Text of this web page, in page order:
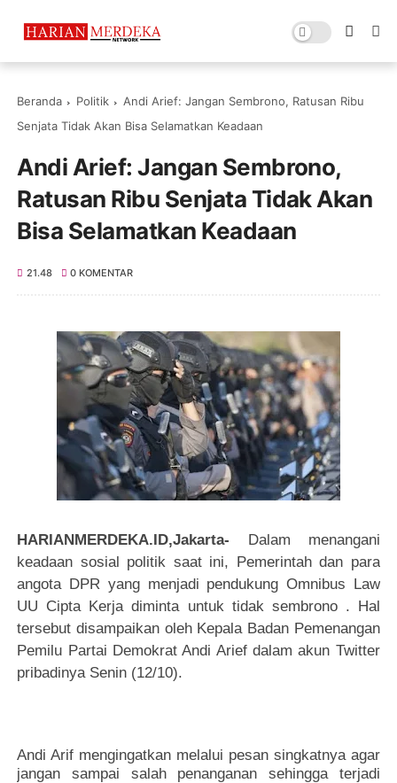
Beranda Politik
Andi Arief: Jangan Sembrono, Ratusan Ribu
Senjata Tidak Akan Bisa Selamatkan Keadaan
Andi Arief: Jangan Sembrono,
Ratusan Ribu Senjata Tidak Akan
Bisa Selamatkan Keadaan
21.48 0 KOMENTAR
HARIANMERDEKA.ID,Jakarta- Dalam menangani
keadaan sosial politik saat ini, Pemerintah dan para
angota DPR yang menjadi pendukung Omnibus Law
UU Cipta Kerja diminta untuk tidak sembrono . Hal
tersebut disampaikan oleh Kepala Badan Pemenangan
Pemilu Partai Demokrat Andi Arief dalam akun Twitter
pribadinya Senin (12/10).
Andi Arif mengingatkan melalui pesan singkatnya agar
jangan sampai salah penanganan sehingga terjadi